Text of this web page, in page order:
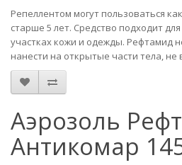
Репеллентом могут пользоваться
старше 5 лет. Средство подходит
участках кожи и одежды. Рефтамид
нанести на открытые части тела, не
Аэрозоль
Антикомар